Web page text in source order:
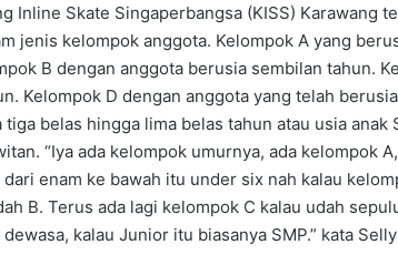
Inline Skate Singaperbangsa (KISS) Karawang
jenis kelompok anggota. Kelompok A yang
B dengan anggota berusia sembilan tahun.
Kelompok D dengan anggota yang telah
belas hingga lima belas tahun atau usia anak
“Iya ada kelompok umurnya, ada kelompok
enam ke bawah itu under six nah kalau
B. Terus ada lagi kelompok C kalau udah
kalau Junior itu biasanya SMP.” kata